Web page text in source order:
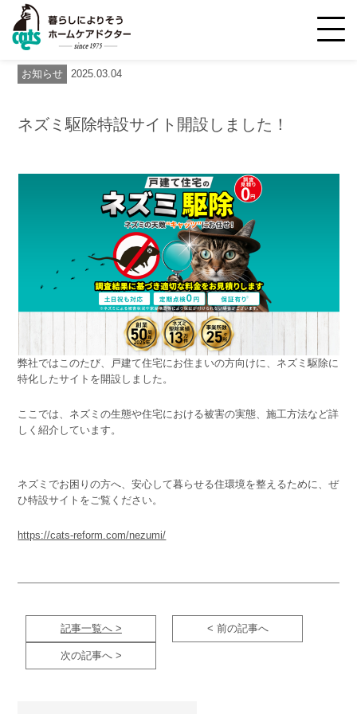
新着情報
お知らせ 2025.03.04
ネズミ駆除特設サイト開設しました！
弊社ではこのたび、戸建て住宅にお住まいの方向けに、ネズミ駆除に
特化したサイトを開設しました。
ここでは、ネズミの生態や住宅における被害の実態、施工方法など詳
しく紹介しています。
ネズミでお困りの方へ、安心して暮らせる住環境を整えるために、ぜ
ひ特設サイトをご覧ください。
https://cats-reform.com/nezumi/
記事一覧へ > < 前の記事へ
次の記事へ >